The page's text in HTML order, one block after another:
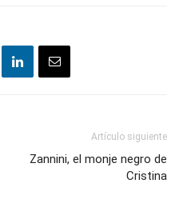
Artículo siguiente
Zannini, el monje negro de
Cristina